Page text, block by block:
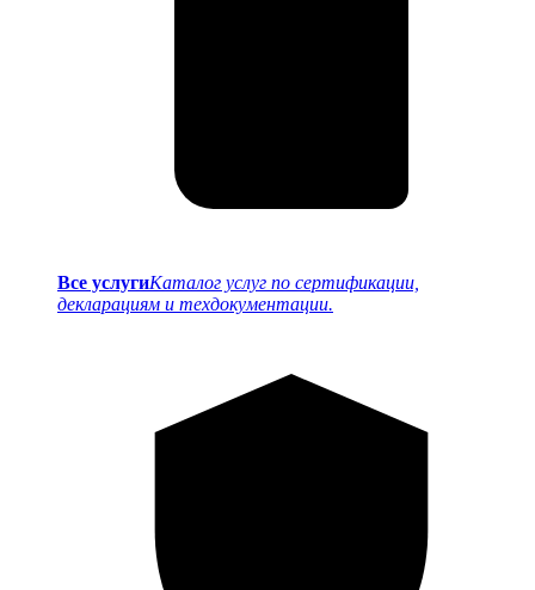
Все услугиКаталог услуг по сертификации,
декларациям и техдокументации.